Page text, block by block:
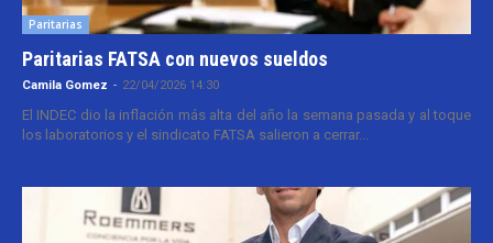
Paritarias
Paritarias FATSA con nuevos sueldos
Camila Gomez - 22/04/2026 14:30
El INDEC dio la inflación más alta del año la semana pasada y al toque
los laboratorios y el sindicato FATSA salieron a cerrar...